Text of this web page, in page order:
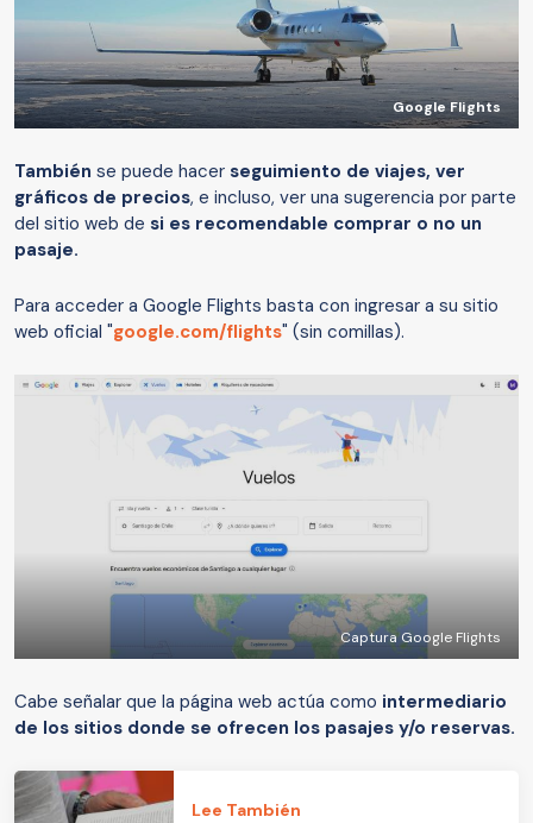
Google Flights
También se puede hacer seguimiento de viajes, ver
gráficos de precios, e incluso, ver una sugerencia por parte
del sitio web de si es recomendable comprar o no un
pasaje.
Para acceder a Google Flights basta con ingresar a su sitio
web oficial "google.com/flights" (sin comillas).
Captura Google Flights
Cabe señalar que la página web actúa como intermediario
de los sitios donde se ofrecen los pasajes y/o reservas.
Lee También